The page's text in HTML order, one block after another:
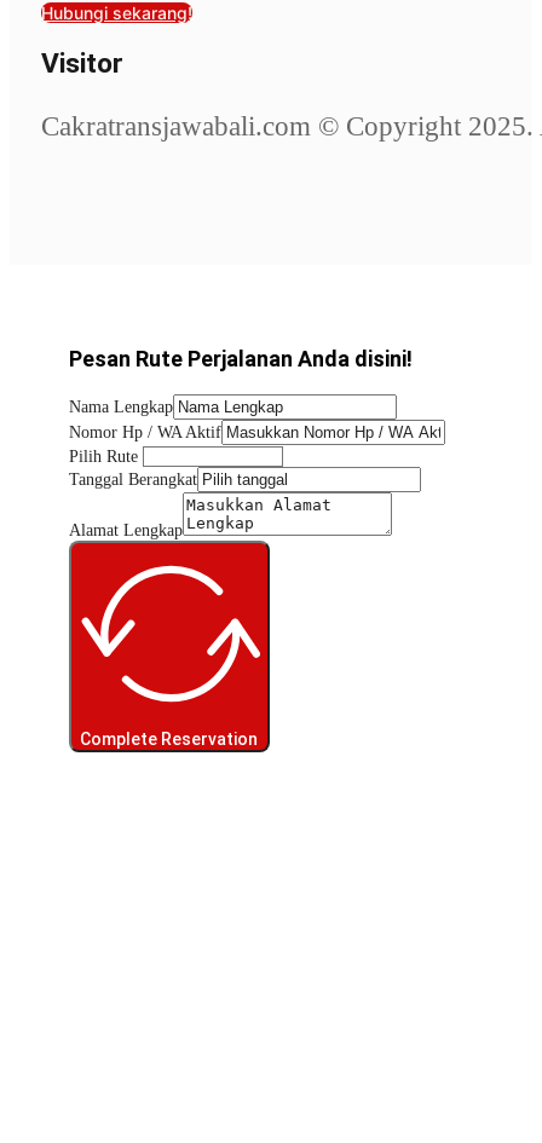
Hubungi sekarang!
Visitor
Cakratransjawabali.com © Copyright 2025.
Pesan Rute Perjalanan Anda disini!
Nama Lengkap
Nomor Hp / WA Aktif
Pilih Rute
Tanggal Berangkat
Alamat Lengkap
Complete Reservation